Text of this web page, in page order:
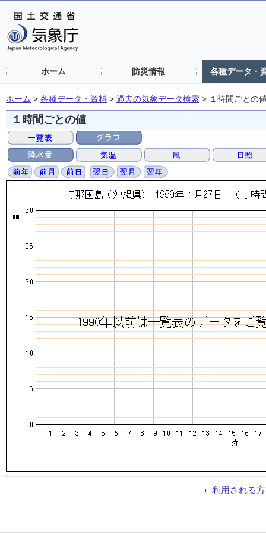
ホーム 防災情報 各種データ・
ホーム > 各種データ・資料 > 過去の気象データ検索 > １時間ごとの
１時間ごとの値
利用される